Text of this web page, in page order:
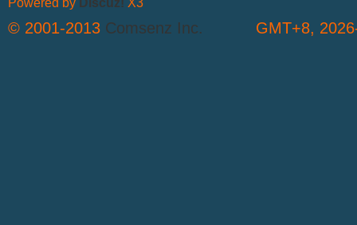
GMT+8,
Powered by Discuz! X3
© 2001-2013 Comsenz Inc.